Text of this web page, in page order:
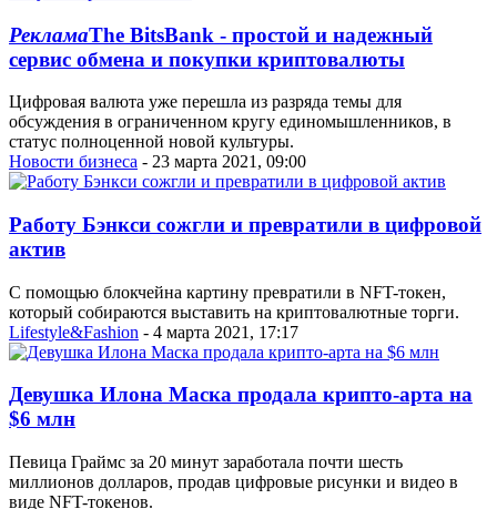
РекламаThe BitsBank - простой и надежный
сервис обмена и покупки криптовалюты
Цифровая валюта уже перешла из разряда темы для
обсуждения в ограниченном кругу единомышленников, в
статус полноценной новой культуры.
Новости бизнеса - 23 марта 2021, 09:00
Работу Бэнкси сожгли и превратили в цифровой
актив
С помощью блокчейна картину превратили в NFT-токен,
который собираются выставить на криптовалютные торги.
Lifestyle&Fashion - 4 марта 2021, 17:17
Девушка Илона Маска продала крипто-арта на
$6 млн
Певица Граймс за 20 минут заработала почти шесть
миллионов долларов, продав цифровые рисунки и видео в
виде NFT-токенов.